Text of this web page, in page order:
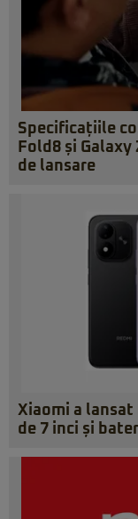
Specificațiile
Fold8 și
de lansare
Xiaomi a lansat
de 7 inci și